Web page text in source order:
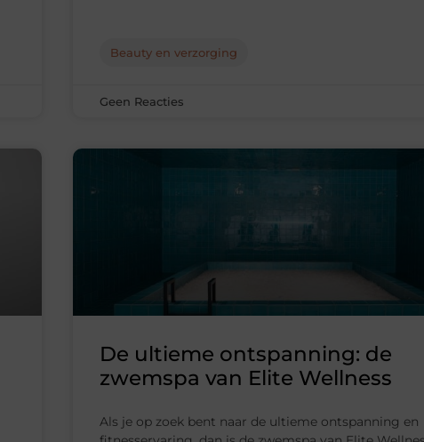
Beauty en verzorging
Geen Reacties
De ultieme ontspanning: de
zwemspa van Elite Wellness
Als je op zoek bent naar de ultieme ontspanning en